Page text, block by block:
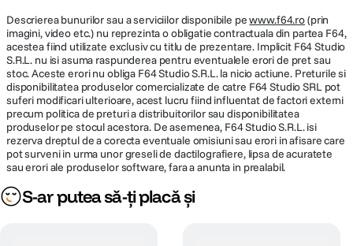
Descrierea bunurilor sau a serviciilor disponibile pewww.f64.ro(prin
imagini, video etc.) nu reprezinta o obligatie contractuala din partea F64,
acestea fiind utilizate exclusiv cu titlu de prezentare. Implicit F64 Studio
S.R.L. nu isi asuma raspunderea pentru eventualele erori de pret sau
stoc. Aceste erori nu obliga F64 Studio S.R.L. la nicio actiune. Preturile si
disponibilitatea produselor comercializate de catre F64 Studio SRL pot
suferi modificari ulterioare, acest lucru fiind influentat de factori externi
precum politica de preturi a distribuitorilor sau disponibilitatea
produselor pe stocul acestora. De asemenea, F64 Studio S.R.L. isi
rezerva dreptul de a corecta eventuale omisiuni sau erori in afisare care
pot surveni in urma unor greseli de dactilografiere, lipsa de acuratete
sau erori ale produselor software, fara a anunta in prealabil.
S-ar putea să-ți placă și